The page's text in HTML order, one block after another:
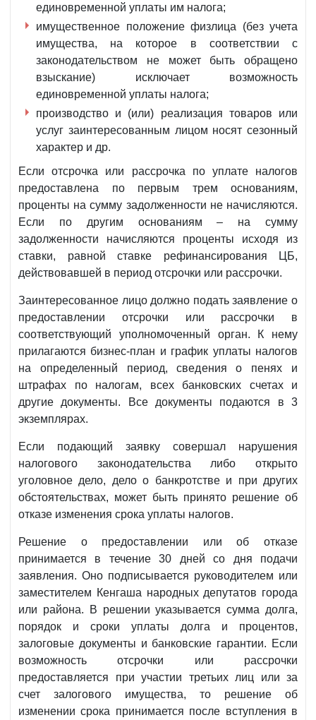
единовременной уплаты им налога;
имущественное положение физлица (без учета
имущества, на которое в соответствии с
законодательством не может быть обращено
взыскание) исключает возможность
единовременной уплаты налога;
производство и (или) реализация товаров или
услуг заинтересованным лицом носят сезонный
характер и др.
Если отсрочка или рассрочка по уплате налогов
предоставлена по первым трем основаниям,
проценты на сумму задолженности не начисляются.
Если по другим основаниям – на сумму
задолженности начисляются проценты исходя из
ставки, равной ставке рефинансирования ЦБ,
действовавшей в период отсрочки или рассрочки.
Заинтересованное лицо должно подать заявление о
предоставлении отсрочки или рассрочки в
соответствующий уполномоченный орган. К нему
прилагаются бизнес-план и график уплаты налогов
на определенный период, сведения о пенях и
штрафах по налогам, всех банковских счетах и
другие документы. Все документы подаются в 3
экземплярах.
Если подающий заявку совершал нарушения
налогового законодательства либо открыто
уголовное дело, дело о банкротстве и при других
обстоятельствах, может быть принято решение об
отказе изменения срока уплаты налогов.
Решение о предоставлении или об отказе
принимается в течение 30 дней со дня подачи
заявления. Оно подписывается руководителем или
заместителем Кенгаша народных депутатов города
или района. В решении указывается сумма долга,
порядок и сроки уплаты долга и процентов,
залоговые документы и банковские гарантии. Если
возможность отсрочки или рассрочки
предоставляется при участии третьих лиц или за
счет залогового имущества, то решение об
изменении срока принимается после вступления в